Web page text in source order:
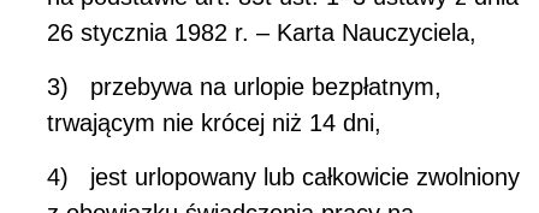
Laptopy dla nauczycieli 2023/24 r.:
wysokość bonu
Wysokość bonu została ustalona na kwotę
wygasa w dniu 31 grudnia 2025 r.